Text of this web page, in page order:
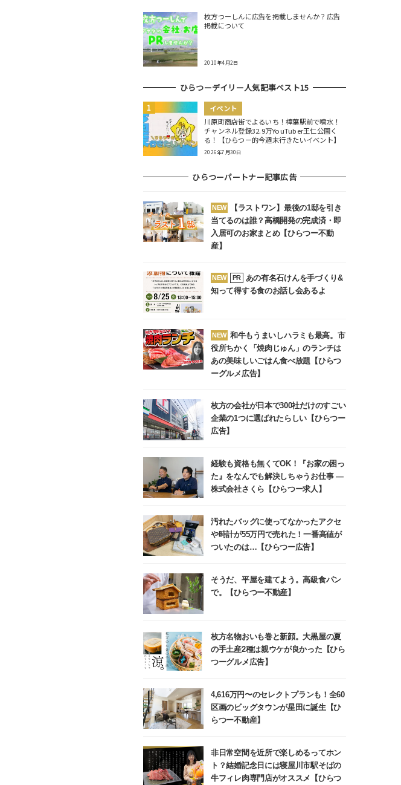
枚方つーしんに広告を掲載しませんか？広告
掲載について
2010年4月2日
ひらつーデイリー人気記事ベスト15
イベント
川原町商店街でよるいち！樟葉駅前で噴水！
チャンネル登録32.9万YouTuber王仁公園く
る！【ひらつー的今週末行きたいイベント】
2026年7月30日
ひらつーパートナー記事広告
NEW
【ラストワン】最後の1邸を引き
当てるのは誰？高橋開発の完成済・即
入居可のお家まとめ【ひらつー不動
産】
NEW PR
あの有名石けんを手づくり&
知って得する食のお話し会あるよ
NEW 和牛もうまいしハラミも最高。市
役所ちかく「焼肉じゅん」のランチは
あの美味しいごはん食べ放題【ひらつ
ーグルメ広告】
枚方の会社が日本で300社だけのすごい
企業の1つに選ばれたらしい【ひらつー
広告】
経験も資格も無くてOK！『お家の困っ
た』をなんでも解決しちゃうお仕事 ―
株式会社さくら【ひらつー求人】
汚れたバッグに使ってなかったアクセ
や時計が55万円で売れた！一番高値が
ついたのは…【ひらつー広告】
そうだ、平屋を建てよう。高級食パン
で。【ひらつー不動産】
枚方名物おいも巻と新顔。大黒屋の夏
の手土産2種は親ウケが良かった【ひら
つーグルメ広告】
4,616万円〜のセレクトプランも！全60
区画のビッグタウンが星田に誕生【ひ
らつー不動産】
非日常空間を近所で楽しめるってホン
ト？結婚記念日には寝屋川市駅そばの
牛フィレ肉専門店がオススメ【ひらつ